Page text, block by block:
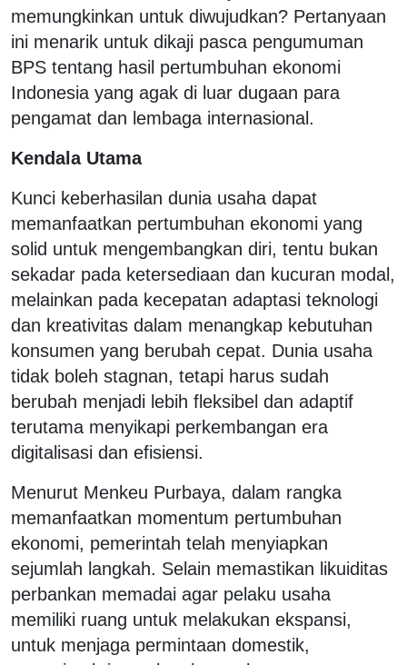
memungkinkan untuk diwujudkan? Pertanyaan
ini menarik untuk dikaji pasca pengumuman
BPS tentang hasil pertumbuhan ekonomi
Indonesia yang agak di luar dugaan para
pengamat dan lembaga internasional.
Kendala Utama
Kunci keberhasilan dunia usaha dapat
memanfaatkan pertumbuhan ekonomi yang
solid untuk mengembangkan diri, tentu bukan
sekadar pada ketersediaan dan kucuran modal,
melainkan pada kecepatan adaptasi teknologi
dan kreativitas dalam menangkap kebutuhan
konsumen yang berubah cepat. Dunia usaha
tidak boleh stagnan, tetapi harus sudah
berubah menjadi lebih fleksibel dan adaptif
terutama menyikapi perkembangan era
digitalisasi dan efisiensi.
Menurut Menkeu Purbaya, dalam rangka
memanfaatkan momentum pertumbuhan
ekonomi, pemerintah telah menyiapkan
sejumlah langkah. Selain memastikan likuiditas
perbankan memadai agar pelaku usaha
memiliki ruang untuk melakukan ekspansi,
untuk menjaga permintaan domestik,